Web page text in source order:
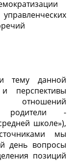
тему данной
перспективы
отношений
родители -
школе»),
мы
день вопросы
позиций